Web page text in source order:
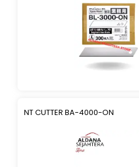
NT CUTTER BA-4000-ON